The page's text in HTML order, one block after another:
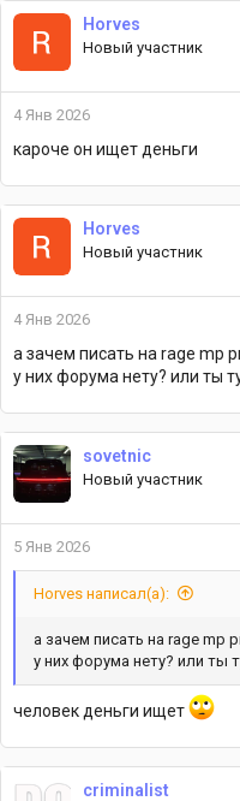
ц
и
:
Horves
Новый участник
4 Янв 2026
кароче он ищет деньги
Horves
Новый участник
4 Янв 2026
а зачем писать на rage mp
у них форума нету? или ты
sovetnic
Новый участник
5 Янв 2026
Horves написал(а):
а зачем писать на rage mp
у них форума нету? или ты
человек деньги ищет
criminalist